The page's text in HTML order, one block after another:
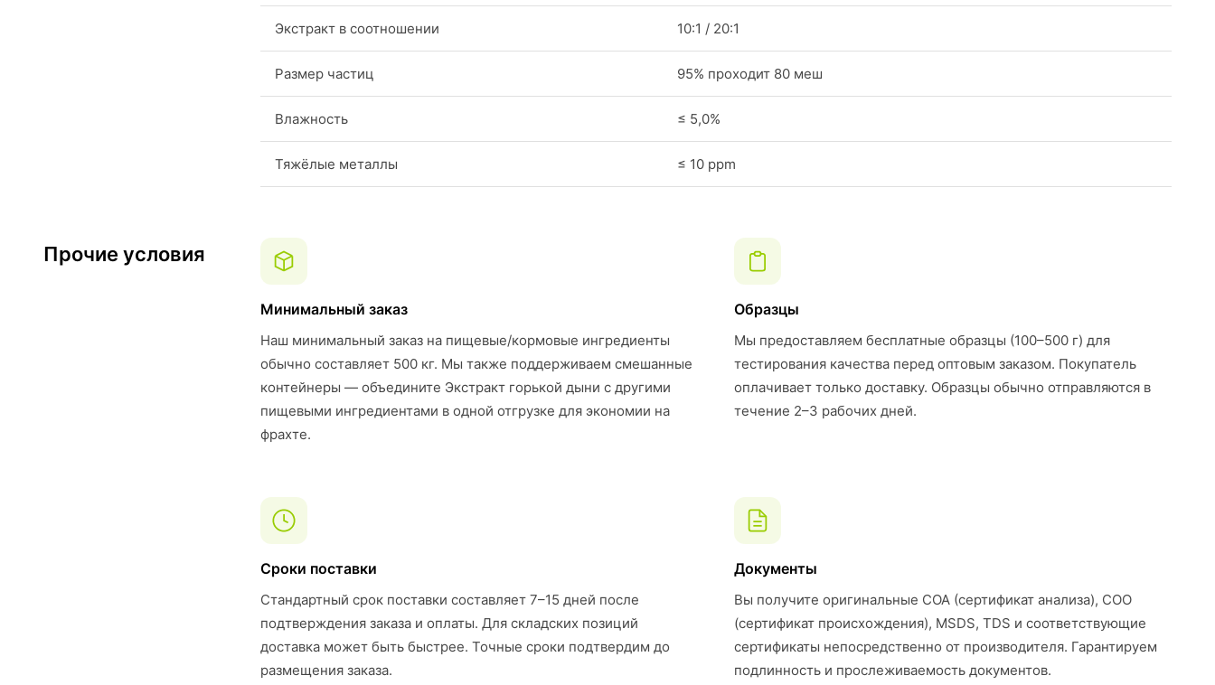
Экстракт в соотношении 10:1 / 20:1
Размер частиц 95% проходит 80 меш
Влажность ≤ 5,0%
Тяжёлые металлы ≤ 10 ppm
Прочие условия
Минимальный заказ
Наш минимальный заказ на пищевые/кормовые ингредиенты
обычно составляет 500 кг. Мы также поддерживаем смешанные
контейнеры — объедините Экстракт горькой дыни с другими
пищевыми ингредиентами в одной отгрузке для экономии на
фрахте.
Образцы
Мы предоставляем бесплатные образцы (100–500 г) для
тестирования качества перед оптовым заказом. Покупатель
оплачивает только доставку. Образцы обычно отправляются в
течение 2–3 рабочих дней.
Сроки поставки
Стандартный срок поставки составляет 7–15 дней после
подтверждения заказа и оплаты. Для складских позиций
доставка может быть быстрее. Точные сроки подтвердим до
размещения заказа.
Документы
Вы получите оригинальные COA (сертификат анализа), COO
(сертификат происхождения), MSDS, TDS и соответствующие
сертификаты непосредственно от производителя. Гарантируем
подлинность и прослеживаемость документов.